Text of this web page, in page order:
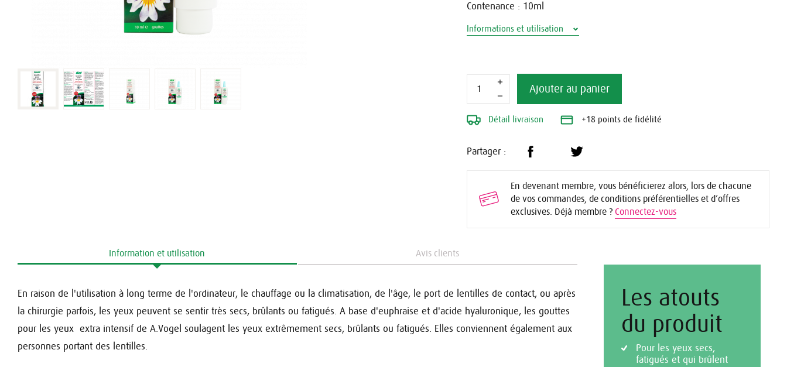
Contenance : 10ml
Informations et utilisation
Ajouter au panier
Détail livraison +18 points de fidélité
Partager :
En devenant membre, vous bénéficierez alors, lors de chacune
de vos commandes, de conditions préférentielles et d’offres
exclusives. Déjà membre ? Connectez-vous
Information et utilisation Avis clients
En raison de l'utilisation à long terme de l'ordinateur, le chauffage ou la climatisation, de l'âge, le port de lentilles de contact, ou après
la chirurgie parfois, les yeux peuvent se sentir très secs, brûlants ou fatigués. A base d'euphraise et d'acide hyaluronique, les gouttes
pour les yeux extra intensif de A.Vogel soulagent les yeux extrêmement secs, brûlants ou fatigués. Elles conviennent également aux
personnes portant des lentilles.
Les atouts
du produit
Pour les yeux secs,
fatigués et qui brûlent